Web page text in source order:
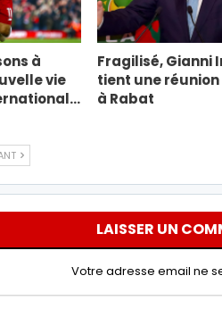
à
vie
Fragilisé, Gianni
tient une
à Rabat
LAISSER UN
Votre adresse email ne